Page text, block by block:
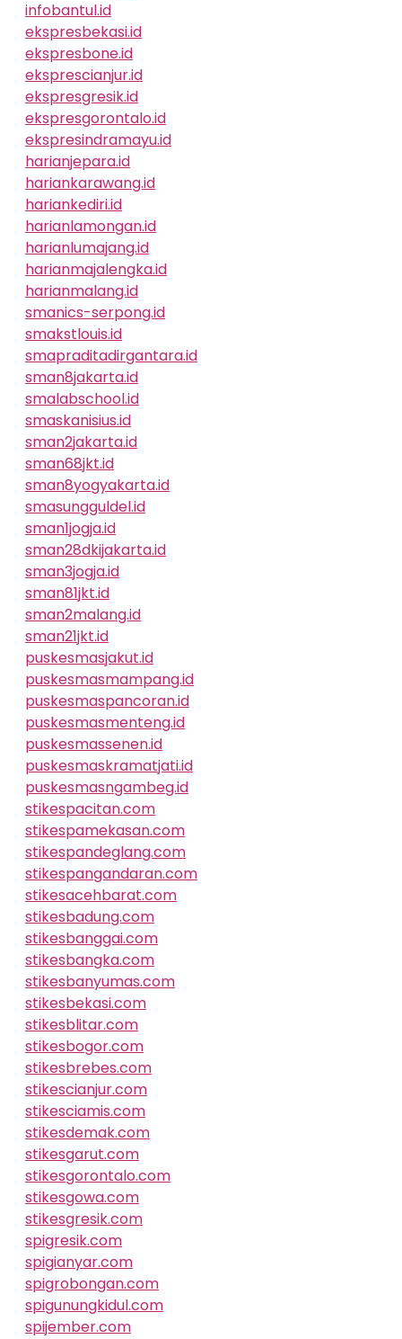
infobantul.id
ekspresbekasi.id
ekspresbone.id
eksprescianjur.id
ekspresgresik.id
ekspresgorontalo.id
ekspresindramayu.id
harianjepara.id
hariankarawang.id
hariankediri.id
harianlamongan.id
harianlumajang.id
harianmajalengka.id
harianmalang.id
smanics-serpong.id
smakstlouis.id
smapraditadirgantara.id
sman8jakarta.id
smalabschool.id
smaskanisius.id
sman2jakarta.id
sman68jkt.id
sman8yogyakarta.id
smasungguldel.id
sman1jogja.id
sman28dkijakarta.id
sman3jogja.id
sman81jkt.id
sman2malang.id
sman21jkt.id
puskesmasjakut.id
puskesmasmampang.id
puskesmaspancoran.id
puskesmasmenteng.id
puskesmassenen.id
puskesmaskramatjati.id
puskesmasngambeg.id
stikespacitan.com
stikespamekasan.com
stikespandeglang.com
stikespangandaran.com
stikesacehbarat.com
stikesbadung.com
stikesbanggai.com
stikesbangka.com
stikesbanyumas.com
stikesbekasi.com
stikesblitar.com
stikesbogor.com
stikesbrebes.com
stikescianjur.com
stikesciamis.com
stikesdemak.com
stikesgarut.com
stikesgorontalo.com
stikesgowa.com
stikesgresik.com
spigresik.com
spigianyar.com
spigrobongan.com
spigunungkidul.com
spijember.com